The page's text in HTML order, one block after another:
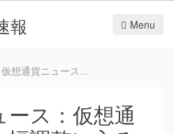
報 Menu
仮想通貨ニュース：仮想通貨、来年に大幅調整に入る資産「トップ候補」－機関投資家調査（Bloomberg） – Yahoo!ニュース – Yahoo!ニュース
ス：仮想通